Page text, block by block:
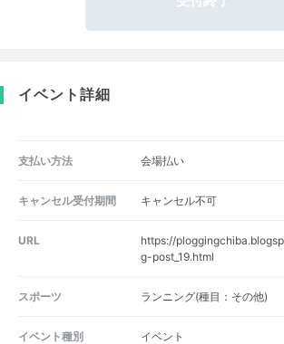
イベント詳細
支払い方法 会場払い
キャンセル受付期間 キャンセル不可
URL
https://
g-post_19.html
スポーツ ランニング(種目：その他)
イベント種別 イベント